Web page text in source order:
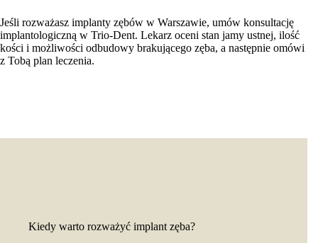
Jeśli rozważasz implanty zębów w Warszawie, umów konsultację
implantologiczną w Trio-Dent. Lekarz oceni stan jamy ustnej, ilość
kości i możliwości odbudowy brakującego zęba, a następnie omówi
z Tobą plan leczenia.
Kiedy warto rozważyć implant zęba?